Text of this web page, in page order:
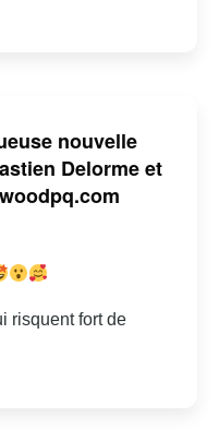
nouvelle
Delorme et
risquent fort de